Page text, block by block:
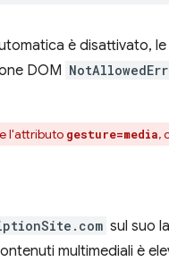
è disattivato, le
DOM
l'attributo gesture=media,
sul suo
multimediali è